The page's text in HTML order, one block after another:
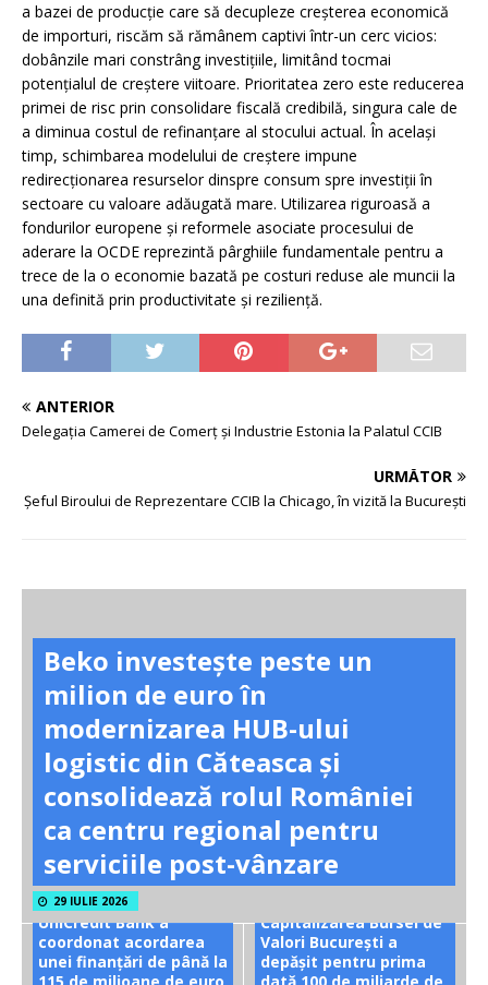
a bazei de producție care să decupleze creșterea economică
de importuri, riscăm să rămânem captivi într-un cerc vicios:
dobânzile mari constrâng investițiile, limitând tocmai
potențialul de creștere viitoare. Prioritatea zero este reducerea
primei de risc prin consolidare fiscală credibilă, singura cale de
a diminua costul de refinanțare al stocului actual. În același
timp, schimbarea modelului de creștere impune
redirecționarea resurselor dinspre consum spre investiții în
sectoare cu valoare adăugată mare. Utilizarea riguroasă a
fondurilor europene și reformele asociate procesului de
aderare la OCDE reprezintă pârghiile fundamentale pentru a
trece de la o economie bazată pe costuri reduse ale muncii la
una definită prin productivitate și reziliență.
ANTERIOR
Delegația Camerei de Comerț și Industrie Estonia la Palatul CCIB
URMĂTOR
Șeful Biroului de Reprezentare CCIB la Chicago, în vizită la București
Beko investește peste un
milion de euro în
modernizarea HUB-ului
logistic din Căteasca și
consolidează rolul României
ca centru regional pentru
serviciile post-vânzare
29 IULIE 2026
UniCredit Bank a
coordonat acordarea
unei finanțări de până la
Capitalizarea Bursei de
Valori București a
depășit pentru prima